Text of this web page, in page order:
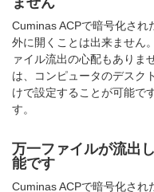
Cuminas ACPで暗号化され
外に開くことは出来ません
ァイル流出の心配もありま
は、コンピュータのデスク
けで設定することが可能で
す。
万一ファイルが流出
能です
Cuminas ACPで暗号化され